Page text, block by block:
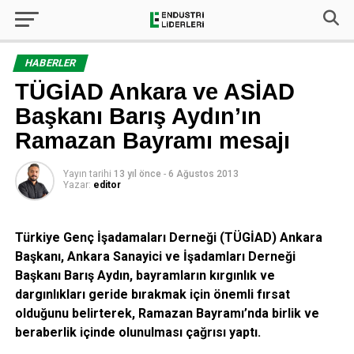
HABERLER
TÜGİAD Ankara ve ASİAD
Başkanı Barış Aydın’ın
Ramazan Bayramı mesajı
Yayın tarihi 13 yıl önce - 6 Ağustos 2013
Yazar: editor
Türkiye Genç İşadamaları Derneği (TÜGİAD) Ankara
Başkanı, Ankara Sanayici ve İşadamları Derneği
Başkanı Barış Aydın, bayramların kırgınlık ve
dargınlıkları geride bırakmak için önemli fırsat
olduğunu belirterek, Ramazan Bayramı’nda birlik ve
beraberlik içinde olunulması çağrısı yaptı.